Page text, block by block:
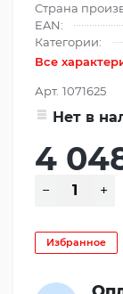
Страна
EAN:
Категории:
Все
Арт. 1071625
Нет в
4
Избранное